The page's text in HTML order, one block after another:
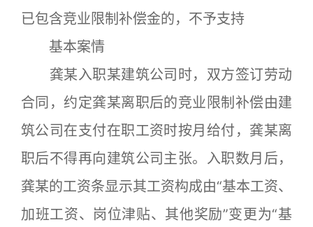
已包含竞业限制补偿金的，不予支持
基本案情
龚某入职某建筑公司时，双方签订劳动
合同，约定龚某离职后的竞业限制补偿由建
筑公司在支付在职工资时按月给付，龚某离
职后不得再向建筑公司主张。入职数月后，
龚某的工资条显示其工资构成由“基本工资、
加班工资、岗位津贴、其他奖励”变更为“基